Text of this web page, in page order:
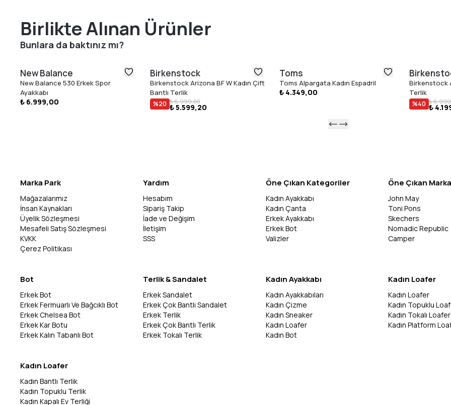
Birlikte Alınan Ürünler
Bunlara da baktınız mı?
New Balance
New Balance 530 Erkek Spor
Ayakkabı
₺ 6.999,00
Birkenstock
Birkenstock Arizona BF W Kadın Çift
Bantlı Terlik
%20 ₺ 6.999,00
₺ 5.599,20
Toms
Toms Alpargata Kadın Espadril
₺ 4.349,00
Birkenstock
Terlik
%40 ₺
₺
Marka Park
Mağazalarımız
İnsan Kaynakları
Üyelik Sözleşmesi
Mesafeli Satış Sözleşmesi
KVKK
Çerez Politikası
Yardım
Hesabım
Sipariş Takip
İade ve Değişim
İletişim
SSS
Öne Çıkan Kategoriler
Kadın Ayakkabı
Kadın Çanta
Erkek Ayakkabı
Erkek Bot
Valizler
Öne Çıkan
John May
Toni Pons
Skechers
Nomadic Republic
Camper
Bot
Erkek Bot
Erkek Fermuarlı Ve Bağcıklı Bot
Erkek Chelsea Bot
Erkek Kar Botu
Erkek Kalın Tabanlı Bot
Terlik & Sandalet
Erkek Sandalet
Erkek Çok Bantlı Sandalet
Erkek Terlik
Erkek Çok Bantlı Terlik
Erkek Tokalı Terlik
Kadın Ayakkabı
Kadın Ayakkabıları
Kadın Çizme
Kadın Sneaker
Kadın Loafer
Kadın Bot
Kadın Loafer
Kadın Loafer
Kadın Topuklu
Kadın Tokalı Loafer
Kadın Platform
Kadın Loafer
Kadın Bantlı Terlik
Kadın Topuklu Terlik
Kadın Kapalı Ev Terliği